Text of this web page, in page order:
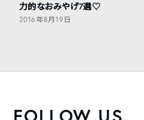
力的なおみやげ7選♡
2016年8月19日